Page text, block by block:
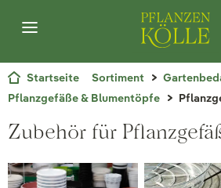
Startseite Sortiment
Pflanzgefäße & Blumentöpfe
Zubehör für